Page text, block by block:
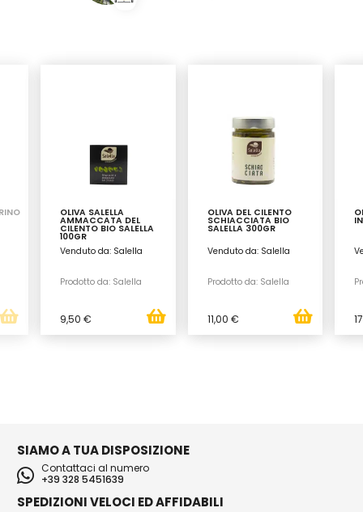
OLIVA SALELLA
AMMACCATA DEL
CILENTO BIO SALELLA
100GR
Venduto da: Salella
Prodotto da: Salella
9,50 €
OLIVA DEL CILENTO
SCHIACCIATA BIO
SALELLA 300GR
Venduto da: Salella
Prodotto da: Salella
11,00 €
SIAMO A TUA DISPOSIZIONE
Contattaci al numero
+39 328 5451639
SPEDIZIONI VELOCI ED AFFIDABILI